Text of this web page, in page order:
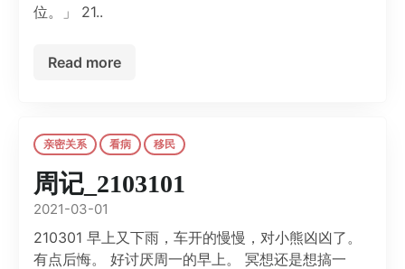
位。」 21..
Read more
亲密关系 看病 移民
周记_2103101
2021-03-01
210301 早上又下雨，车开的慢慢，对小熊凶凶了。
有点后悔。 好讨厌周一的早上。 冥想还是想搞一